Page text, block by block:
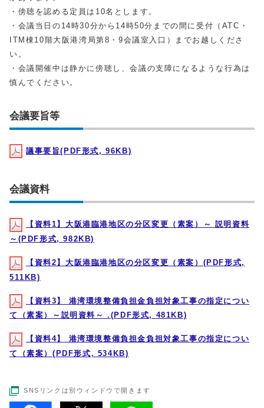
・傍聴を認める定員は10名とします。
・会議当⽇の14時30分から14時50分までの間に受付（ATC・
ITM棟10階⼤阪港湾局第8・9会議室⼊⼝）までお越しくださ
い。
・会議開催中は静かに傍聴し、会議の⽀障になるような⾏為は
慎んでください。
会議要旨等
議事要旨(PDF形式, 96KB)
会議資料
【資料1】大阪港臨港地区の分区変更（素案）～ 説明資料
～(PDF形式, 982KB)
【資料2】大阪港臨港地区の分区変更（素案）(PDF形式,
511KB)
【資料3】 港湾環境整備負担金負担対象工事の指定につい
て（素案）～説明資料～ .(PDF形式, 481KB)
【資料4】 港湾環境整備負担金負担対象工事の指定につい
て（素案）(PDF形式, 534KB)
SNSリンクは別ウィンドウで開きます